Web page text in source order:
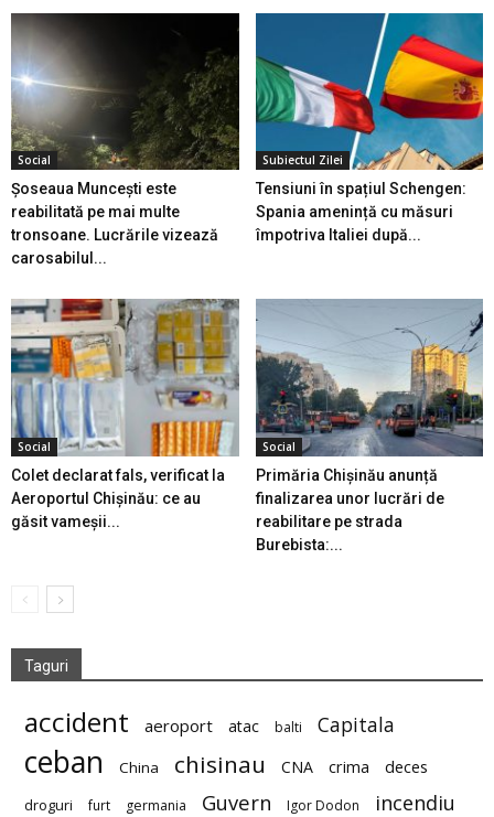
Social
Șoseaua Muncești este
reabilitată pe mai multe
tronsoane. Lucrările vizează
carosabilul...
Subiectul Zilei
Tensiuni în spațiul Schengen:
Spania amenință cu măsuri
împotriva Italiei după...
Social
Colet declarat fals, verificat la
Aeroportul Chișinău: ce au
găsit vameșii...
Social
Primăria Chișinău anunță
finalizarea unor lucrări de
reabilitare pe strada
Burebista:...
Taguri
accident aeroport atac balti Capitala
ceban China chisinau CNA crima deces
droguri furt germania Guvern Igor Dodon incendiu